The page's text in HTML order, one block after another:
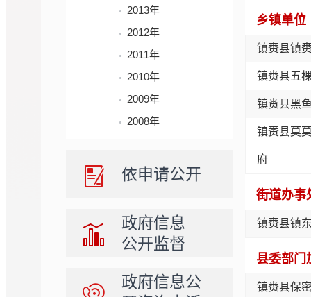
2013年
2012年
2011年
2010年
2009年
2008年
依申请公开
政府信息
公开监督
政府信息公
乡镇单位
镇赉县镇
镇赉县五
镇赉县黑
镇赉县莫
府
街道办事
镇赉县镇
县委部门
镇赉县保